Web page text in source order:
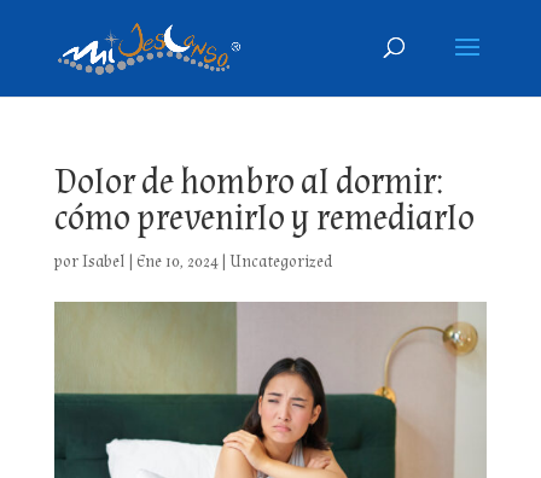
Dolor de hombro al dormir:
cómo prevenirlo y remediarlo
porIsabel | Ene 10, 2024| Uncategorized